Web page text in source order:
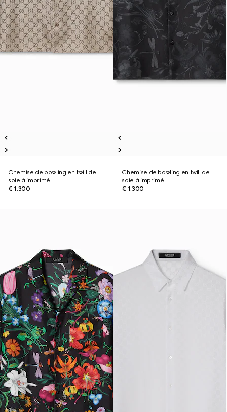
Chemise de bowling en twill de
soie à imprimé
€ 1.300
Chemise de bowling en twill de
soie à imprimé
€ 1.300